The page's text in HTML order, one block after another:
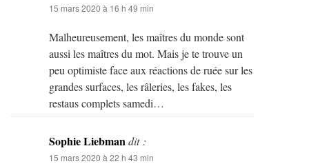
15 mars 2020 à 16 h 49 min
Malheureusement, les maîtres du monde sont
aussi les maîtres du mot. Mais je te trouve un
peu optimiste face aux réactions de ruée sur les
grandes surfaces, les râleries, les fakes, les
restaus complets samedi…
Sophie Liebmandit :
15 mars 2020 à 22 h 43 min